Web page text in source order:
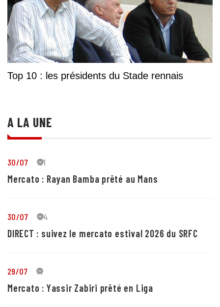
Top 10 : les présidents du Stade rennais
A LA UNE
30/07 21
Mercato : Rayan Bamba prêté au Mans
30/07 24
DIRECT : suivez le mercato estival 2026 du SRFC
29/07 4
Mercato : Yassir Zabiri prêté en Liga